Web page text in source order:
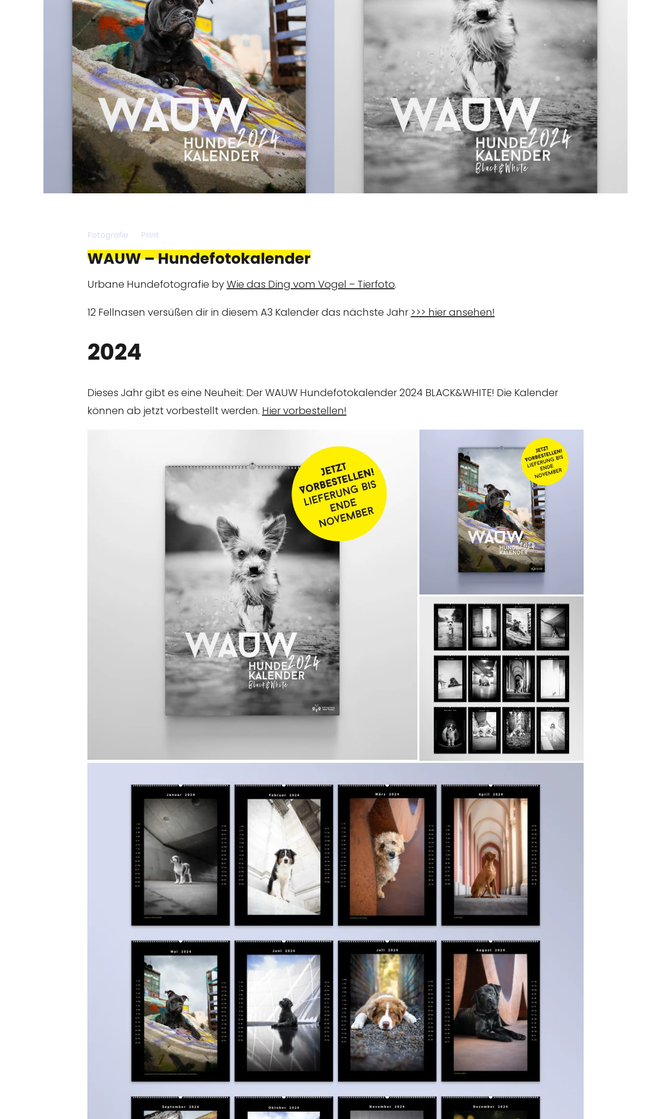
Fotografie Print
WAUW – Hundefotokalender
Urbane Hundefotografie byWie das Ding vom Vogel – Tierfoto.
12 Fellnasen versüßen dir in diesem A3 Kalender das nächste Jahr >>> hier ansehen!
2024
Dieses Jahr gibt es eine Neuheit: Der WAUW Hundefotokalender 2024 BLACK&WHITE! Die Kalender
können ab jetzt vorbestellt werden. Hier vorbestellen!